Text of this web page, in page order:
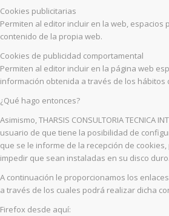
Cookies publicitarias
Permiten al editor incluir en la web, espacios
contenido de la propia web.
Cookies de publicidad comportamental
Permiten al editor incluir en la página web
información obtenida a través de los hábitos
¿Qué hago entonces?
Asimismo, THARSIS CONSULTORIA TECNICA
usuario de que tiene la posibilidad de
que se le informe de la recepción de
impedir que sean instaladas en su disco duro.
A continuación le proporcionamos los
a través de los cuales podrá realizar dicha
Firefox desde aquí: